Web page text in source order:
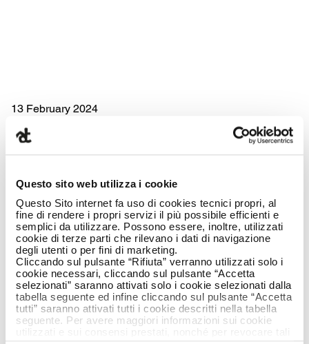
Questo sito web utilizza i cookie
Questo Sito internet fa uso di cookies tecnici propri, al
fine di rendere i propri servizi il più possibile efficienti e
semplici da utilizzare. Possono essere, inoltre, utilizzati
cookie di terze parti che rilevano i dati di navigazione
degli utenti o per fini di marketing.
Cliccando sul pulsante “Rifiuta” verranno utilizzati solo i
cookie necessari, cliccando sul pulsante “Accetta
selezionati” saranno attivati solo i cookie selezionati dalla
tabella seguente ed infine cliccando sul pulsante “Accetta
tutti” saranno attivati tutti i cookie descritti nella tabella
seguente. Per avere maggiori informazioni sui cookie
13 February 2024
Armando Testa
focuses more and
more on